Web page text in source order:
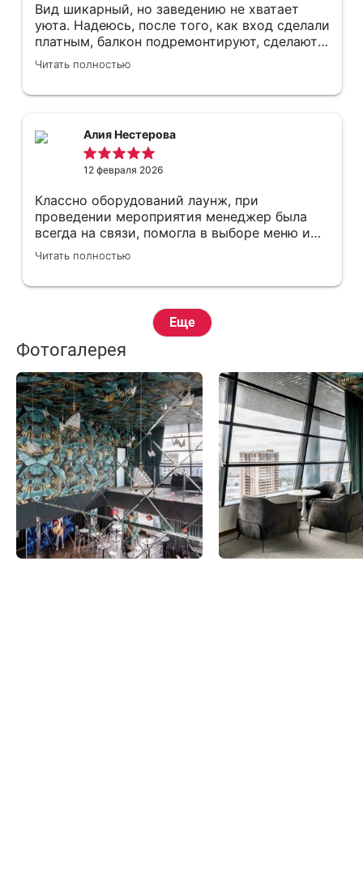
Вид шикарный, но заведению не хватает
уюта. Надеюсь, после того, как вход сделали
платным, балкон подремонтируют, сделают
безопасным и уютным.
Читать полностью
Алия Нестерова
12 февраля 2026
Классно оборудований лаунж, при
проведении мероприятия менеджер была
всегда на связи, помогла в выборе меню и
Читать полностью
Еще
Фотогалерея